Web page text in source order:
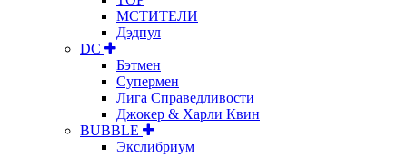
МСТИТЕЛИ
Дэдпул
DC
Бэтмен
Супермен
Лига Справедливости
Джокер & Харли Квин
BUBBLE
Экслибриум